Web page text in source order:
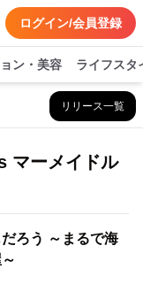
ログイン/会員登録
ン・美容 ライフスタ
リリース一覧
マーメイドル
ろう ～まるで海